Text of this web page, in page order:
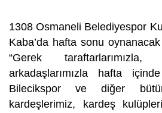
1308 Osmaneli Belediyespor
Kaba’da hafta sonu
“Gerek
arkadaşlarımızla hafta
Bilecikspor ve diğer
kardeşlerimiz, kardeş